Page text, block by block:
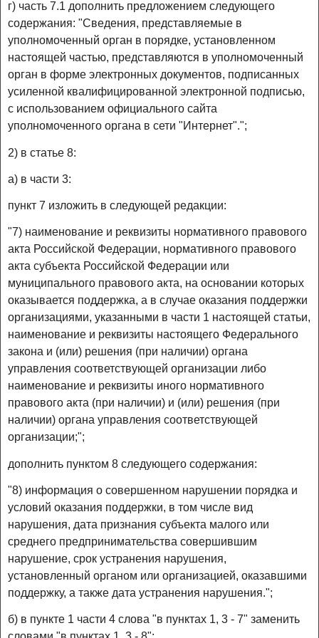
г) часть 7.1 дополнить предложением следующего
содержания: "Сведения, представляемые в
уполномоченный орган в порядке, установленном
настоящей частью, представляются в уполномоченный
орган в форме электронных документов, подписанных
усиленной квалифицированной электронной подписью,
с использованием официального сайта
уполномоченного органа в сети "Интернет".";
2) в статье 8:
а) в части 3:
пункт 7 изложить в следующей редакции:
"7) наименование и реквизиты нормативного правового
акта Российской Федерации, нормативного правового
акта субъекта Российской Федерации или
муниципального правового акта, на основании которых
оказывается поддержка, а в случае оказания поддержки
организациями, указанными в части 1 настоящей статьи,
наименование и реквизиты настоящего Федерального
закона и (или) решения (при наличии) органа
управления соответствующей организации либо
наименование и реквизиты иного нормативного
правового акта (при наличии) и (или) решения (при
наличии) органа управления соответствующей
организации;";
дополнить пунктом 8 следующего содержания:
"8) информация о совершенном нарушении порядка и
условий оказания поддержки, в том числе вид
нарушения, дата признания субъекта малого или
среднего предпринимательства совершившим
нарушение, срок устранения нарушения,
установленный органом или организацией, оказавшими
поддержку, а также дата устранения нарушения.";
б) в пункте 1 части 4 слова "в пунктах 1, 3 - 7" заменить